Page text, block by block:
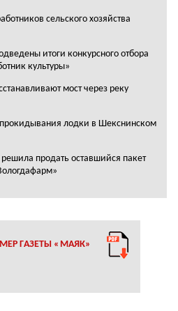
сельского хозяйства
итоги конкурсного отбора
культуры»
мост через реку
лодки в Шекснинском
продать оставшийся пакет
ГАЗЕТЫ «МАЯК»